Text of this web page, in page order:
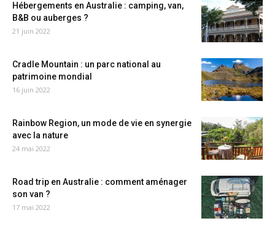
Hébergements en Australie : camping, van,
B&B ou auberges ?
21 juin 2022
Cradle Mountain : un parc national au
patrimoine mondial
16 juin 2022
Rainbow Region, un mode de vie en synergie
avec la nature
24 mai 2022
Road trip en Australie : comment aménager
son van ?
17 mai 2022